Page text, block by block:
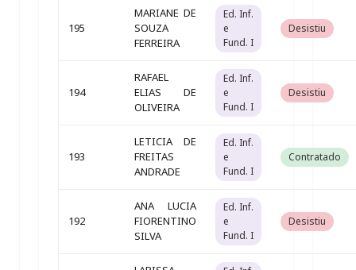
195
MARIANE DE
SOUZA
FERREIRA
Ed. Inf.
e
Fund. I
Desistiu
194
RAFAEL
ELIAS DE
OLIVEIRA
Ed. Inf.
e
Fund. I
Desistiu
193
LETICIA DE
FREITAS
ANDRADE
Ed. Inf.
e
Fund. I
Contratado
192
ANA LUCIA
FIORENTINO
SILVA
Ed. Inf.
e
Fund. I
Desistiu